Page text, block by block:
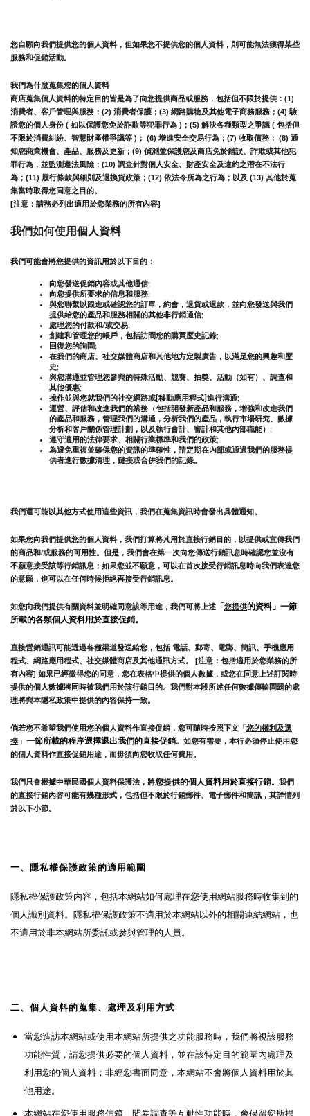
您自願向我們提供您的個人資料，但如果您不提供您的個人資料，則可能無法獲得某些
服務和促銷活動。
我們為什麼蒐集您的個人資料
商店蒐集個人資料的特定目的皆是為了向您提供商品或服務，包括但不限於提供：(1)
消費者、客戶管理與服務；(2) 消費者保護；(3) 網路購物及其他電子商務服務；(4) 驗
證您的個人身份 ( 如以保護您免於詐欺等犯罪行為 )；(5) 解決各種類型之爭議 ( 包括但
不限於消費糾紛、智慧財產權爭議等 )； (6) 增進安全交易行為；(7) 收取債務； (8) 通
知您商業機會、產品、服務及更新；(9) 偵測並保護您及商店免於錯誤、詐欺或其他犯
罪行為，並監測遵法風險；(10) 調查針對個人安全、財產安全及違約之潛在不法行
為；(11) 履行條款與細則及退換貨政策；(12) 依法令所為之行為；以及 (13) 其他於蒐
集當時取得您同意之目的。
[注意：請務必列出適用於您業務的所有內容]
我們如何使用個人資料
我們可能會將您提供的資訊用於以下目的：
向您發送促銷內容或其他通信;
向您提供所要求的信息和服務;
與您聯繫以跟進或確認您的訂單，約會，退貨或退款，並向您發送與我們
提供給您的產品和服務相關的其他非行銷通信;
處理您的付款和/或交易;
創建和管理您的帳戶，包括訪問您的購買歷史記錄;
回復您的詢問;
在我們的商店、社交媒體商店和其他地方定製廣告，以滿足您的興趣和歷
史;
與您溝通並管理您參與的特殊活動、競賽、抽獎、活動（如有）、調查和
其他優惠;
操作並與您就我們的社交網路或[移動應用程式]進行溝通;
運營、評估和改進我們的業務（包括開發新產品和服務，增強和改進我們
的產品和服務，管理我們的溝通，分析我們的產品，執行市場研究、數據
分析和客戶關係管理計劃，以及執行會計、審計和其他內部職能）;
遵守適用的法律要求、相關行業標準和我們的政策;
為避免重複並確保您的資訊的準確性，請定期在內部或通過我們的服務提
供者進行數據清理，鏈接或合併我們的記錄。
我們還可能以其他方式使用這些資訊，我們在蒐集資訊時會發出具體通知。
如果您向我們提供您的個人資料，我們打算將其用於直接行銷目的，以提供或宣傳我們
的商品和/或服務的可用性。但是，我們會在第一次向您傳送行銷訊息時確認您並沒有
不願意接受該等行銷訊息；如果您並不願意，可以在首次接受行銷訊息時向我們表達您
的意願，也可以在任何時候拒絕再接受行銷訊息。
如您向我們提供有關資料並明確同意該等用途，我們可將上述 「 您提供的資料」一節
所載的各類個人資料用於直接促銷。
直接營銷通訊可能透過各種渠道發送給您，包括 電話、郵寄、電郵、簡訊、手機應用
程式、網路應用程式、社交媒體商店及其他通訊方式。 [注意：包括適用於您業務的所
有內容] 如果已經徵得您的同意，您在表格中提供的個人數據，或您在同意上述訂閱時
提供的個人數據將同時被我們用於該行銷目的。我們對本段所述任何數據傳輸問題的處
理將與本隱私政策中提供的內容保持一致。
倘若您不希望我們使用您的個人資料作直接促銷，您可隨時按照下文「 您的權利及選
擇 」一節所載的程序選擇退出我們的直接促銷。如您有需要，本行必須停止使用您
的個人資料作直接促銷用途，而毋須向您收取任何費用。
我們只會根據中華民國個人資料保護法，將您提供的個人資料用於直接行銷。我們
的直接行銷內容可能有幾種形式，包括但不限於行銷郵件、電子郵件和簡訊，其詳情列
於以下小節。
一、隱私權保護政策的適用範圍
隱私權保護政策內容，包括本網站如何處理在您使用網站服務時收集到的
個人識別資料。隱私權保護政策不適用於本網站以外的相關連結網站，也
不適用於非本網站所委託或參與管理的人員。
二、個人資料的蒐集、處理及利用方式
當您造訪本網站或使用本網站所提供之功能服務時，我們將視該服務
功能性質，請您提供必要的個人資料，並在該特定目的範圍內處理及
利用您的個人資料；非經您書面同意，本網站不會將個人資料用於其
他用途。
本網站在您使用服務信箱、問卷調查等互動性功能時，會保留您所提